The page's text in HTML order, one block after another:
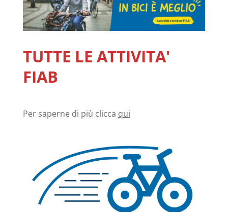
TUTTE LE ATTIVITA'
FIAB
Per saperne di più clicca qui